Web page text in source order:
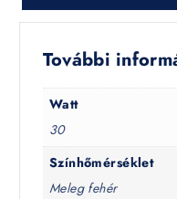
További
Watt
30
Színhőmérséklet
Meleg fehér